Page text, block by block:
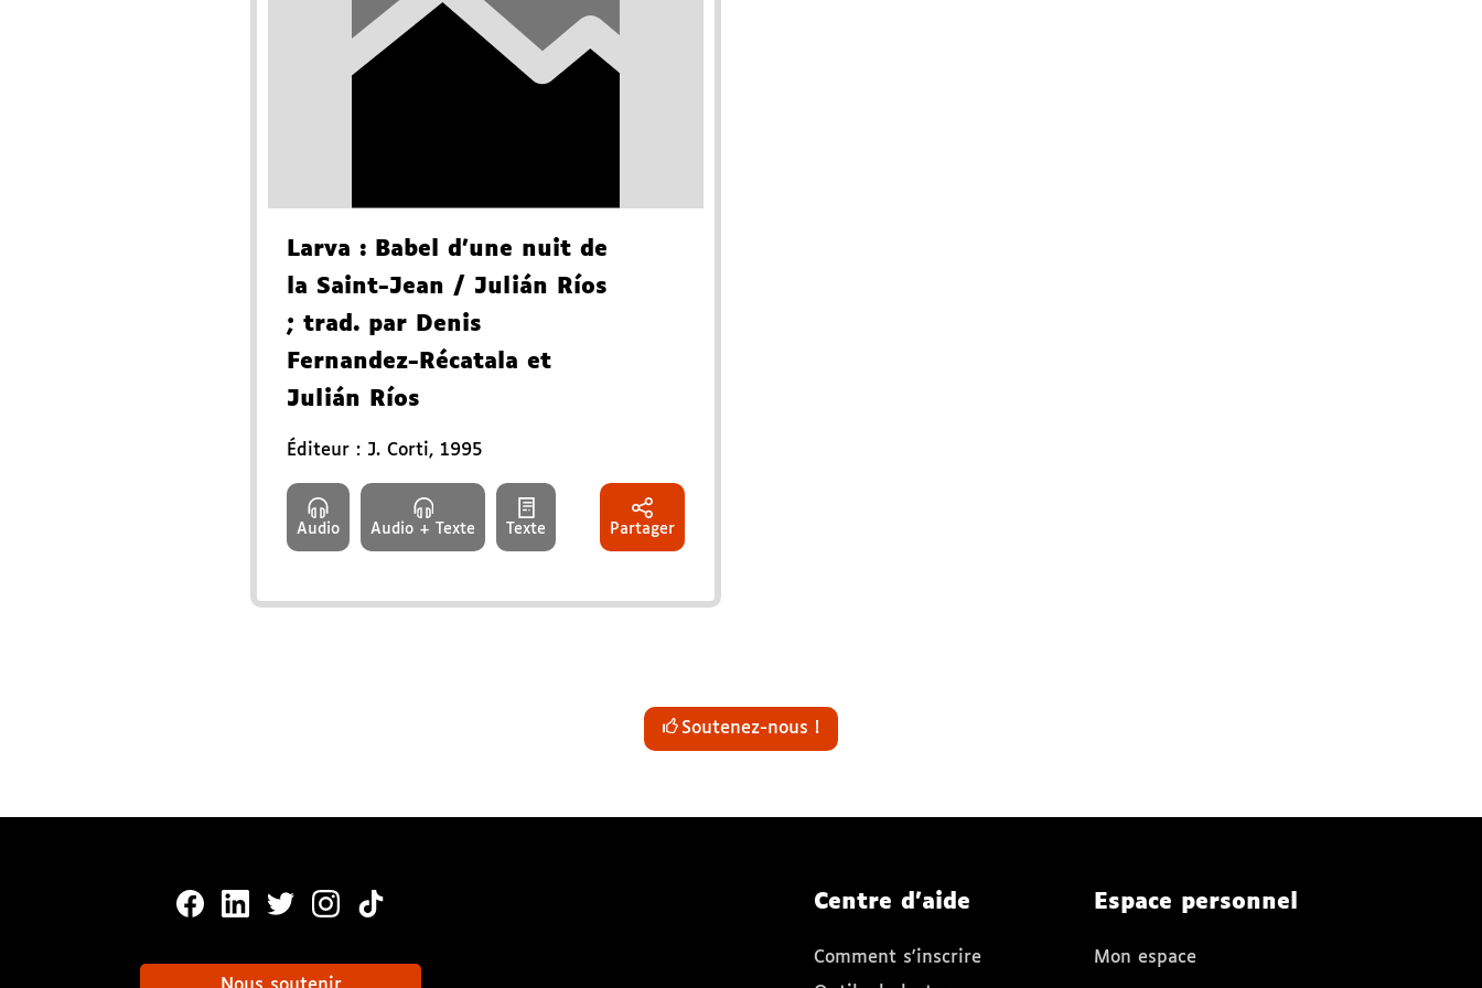
Larva : Babel d'une nuit de
la Saint-Jean / Julián Ríos
; trad. par Denis
Fernandez-Récatala et
Julián Ríos
Éditeur : J. Corti, 1995
Audio Audio + Texte Texte Partager
Soutenez-nous !
MonaLira Sur Facebook (nouvelle fenêtre)
MonaLira Sur Linkedin (nouvelle fenêtre)
MonaLira Sur Twitter (nouvelle fenêtre)
MonaLira Sur Instagram (nouvelle fenêtre) Centre d'aide
Comment s'inscrire
Espace personnel
Mon espace